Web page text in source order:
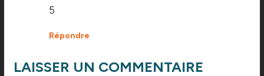
5
Répondre
LAISSER UN COMMENTAIRE